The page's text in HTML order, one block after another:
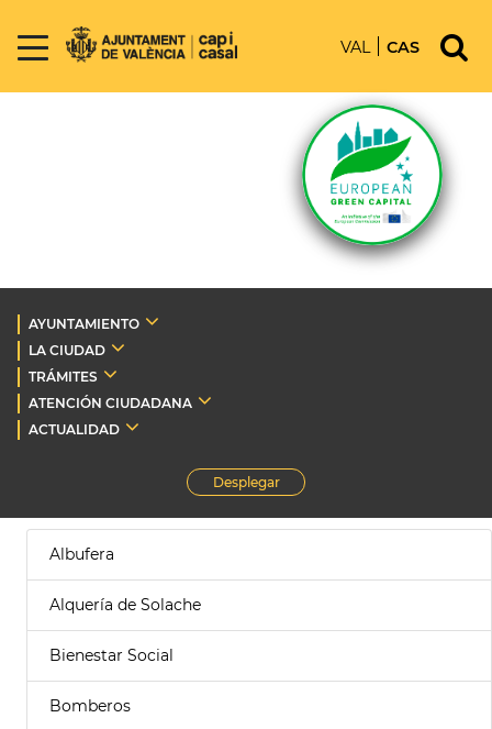
VAL CAS
AYUNTAMIENTO
LA CIUDAD
TRÁMITES
ATENCIÓN CIUDADANA
ACTUALIDAD
Desplegar
Albufera
Alquería de Solache
Bienestar Social
Bomberos